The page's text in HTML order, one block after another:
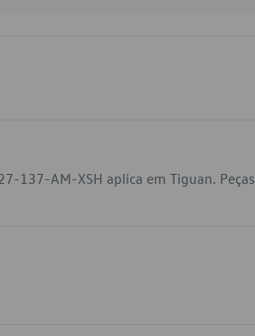
137-AM-XSH aplica em Tiguan. Peças